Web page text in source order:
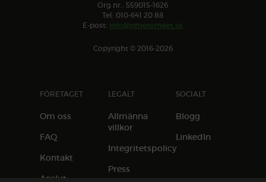
Org.nr.: 559015-1626
Tel: 010-641 20 88
E-post: info@timetomeet.se
Copyright © 2016-2026
FÖRETAGET
Om oss
FAQ
Kontakt
Anslut
LEGALT
Allmänna
villkor
Integritetspolicy
Press
SOCIALT
Blogg
LinkedIn